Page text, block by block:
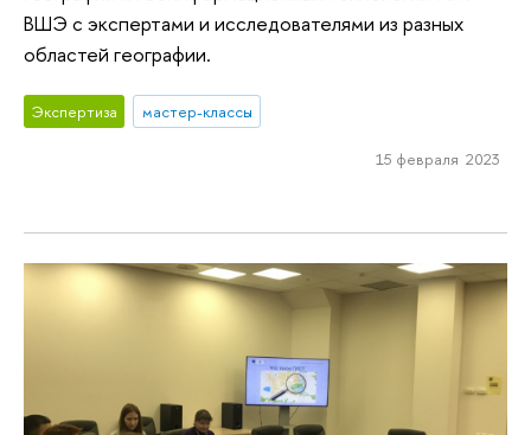
ВШЭ с экспертами и исследователями из разных
областей географии.
Экспертиза мастер-классы
15 февраля 2023